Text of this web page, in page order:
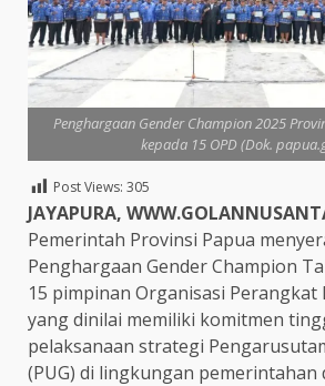
Penghargaan Gender Champion 2025
kepada 15 OPD (Dok.
Post Views: 305
JAYAPURA,
Pemerintah Provinsi Papua
Penghargaan Gender Champion
15 pimpinan Organisasi Perangkat
yang dinilai memiliki komitmen
pelaksanaan strategi
(PUG) di lingkungan pemerintahan